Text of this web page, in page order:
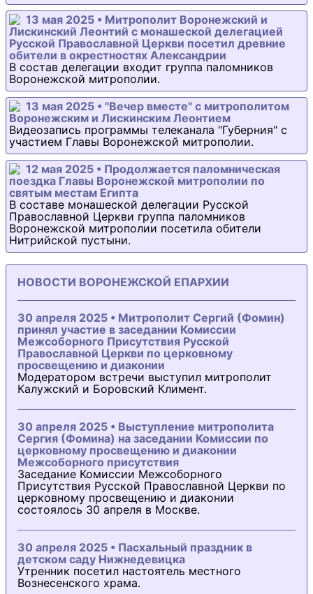
13 мая 2025 • Митрополит Воронежский и
Лискинский Леонтий с монашеской делегацией
Русской Православной Церкви посетил древние
обители в окрестностях Александрии
В состав делегации входит группа паломников
Воронежской митрополии.
13 мая 2025 • "Вечер вместе" с митрополитом
Воронежским и Лискинским Леонтием
Видеозапись программы телеканала "Губерния" с
участием Главы Воронежской митрополии.
12 мая 2025 • Продолжается паломническая
поездка Главы Воронежской митрополии по
святым местам Египта
В составе монашеской делегации Русской
Православной Церкви группа паломников
Воронежской митрополии посетила обители
Нитрийской пустыни.
НОВОСТИ ВОРОНЕЖСКОЙ ЕПАРХИИ
30 апреля 2025 • Митрополит Сергий (Фомин)
принял участие в заседании Комиссии
Межсоборного Присутствия Русской
Православной Церкви по церковному
просвещению и диаконии
Модератором встречи выступил митрополит
Калужский и Боровский Климент.
30 апреля 2025 • Выступление митрополита
Сергия (Фомина) на заседании Комиссии по
церковному просвещению и диаконии
Межсоборного присутствия
Заседание Комиссии Межсоборного
Присутствия Русской Православной Церкви по
церковному просвещению и диаконии
состоялось 30 апреля в Москве.
30 апреля 2025 • Пасхальный праздник в
детском саду Нижнедевицка
Утренник посетил настоятель местного
Вознесенского храма.